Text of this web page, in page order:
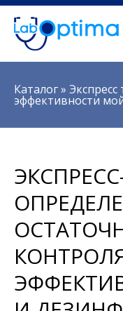
Вы здесь
Каталог» Экспресс
эффективности